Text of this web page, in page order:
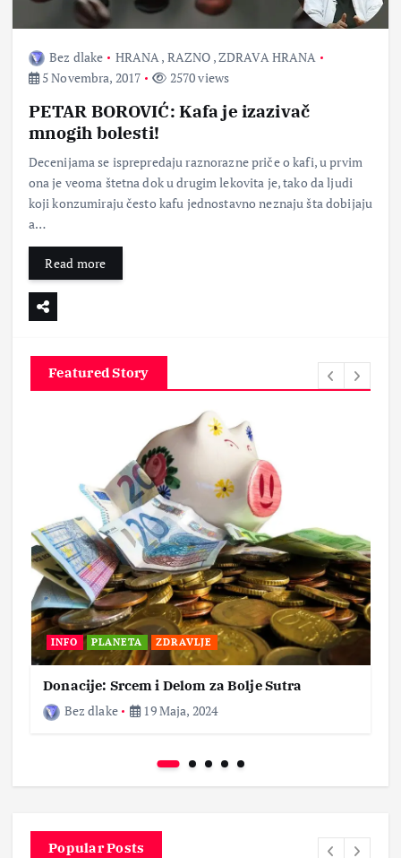
Bez dlake HRANA , RAZNO ,ZDRAVA HRANA
5 Novembra, 2017
2570 views
PETAR BOROVIĆ: Kafa je izazivač
mnogih bolesti!
Decenijama se isprepredaju raznorazne priče o kafi, u prvim
ona je veoma štetna dok u drugim lekovita je, tako da ljudi
koji konzumiraju često kafu jednostavno neznaju šta dobijaju
a…
Read more
Featured Story
INFO PLANETA ZDRAVLJE
Donacije: Srcem i Delom za Bolje Sutra
Bez dlake
19 Maja, 2024
Popular Posts